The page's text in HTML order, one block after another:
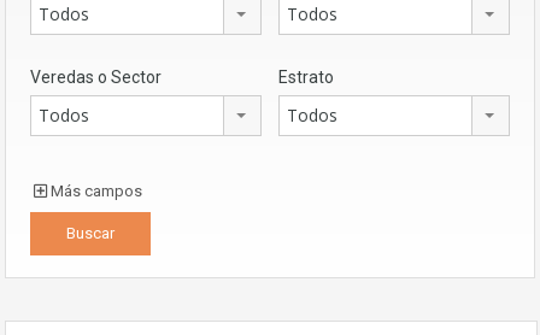
Todos Todos
Veredas o Sector
Todos
Estrato
Todos
Más campos